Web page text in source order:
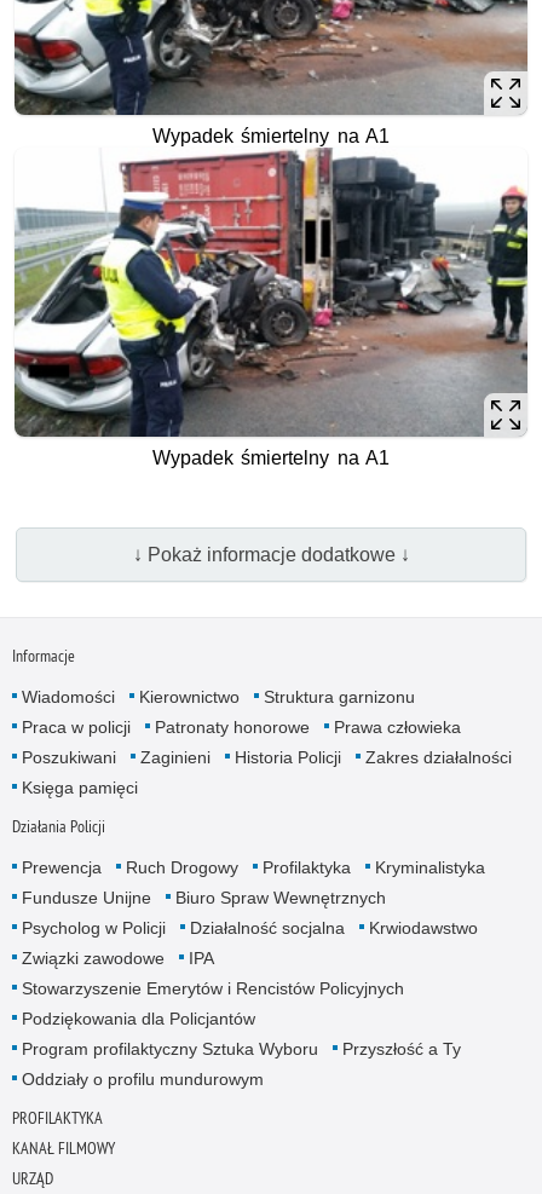
Wypadek śmiertelny na A1
Wypadek śmiertelny na A1
↓ Pokaż informacje dodatkowe ↓
Informacje
Wiadomości Kierownictwo
Struktura garnizonu
Praca w policji
Patronaty honorowe
Prawa człowieka
Poszukiwani
Zaginieni Historia Policji
Zakres działalności
Księga pamięci
Działania Policji
Prewencja Ruch Drogowy Profilaktyka
Kryminalistyka
Fundusze Unijne
Biuro Spraw Wewnętrznych
Psycholog w Policji
Działalność socjalna
Krwiodawstwo
Związki zawodowe
IPA
Stowarzyszenie Emerytów i Rencistów Policyjnych
Podziękowania dla Policjantów
Program profilaktyczny Sztuka Wyboru
Przyszłość a Ty
Oddziały o profilu mundurowym
PROFILAKTYKA
KANAŁ FILMOWY
URZĄD